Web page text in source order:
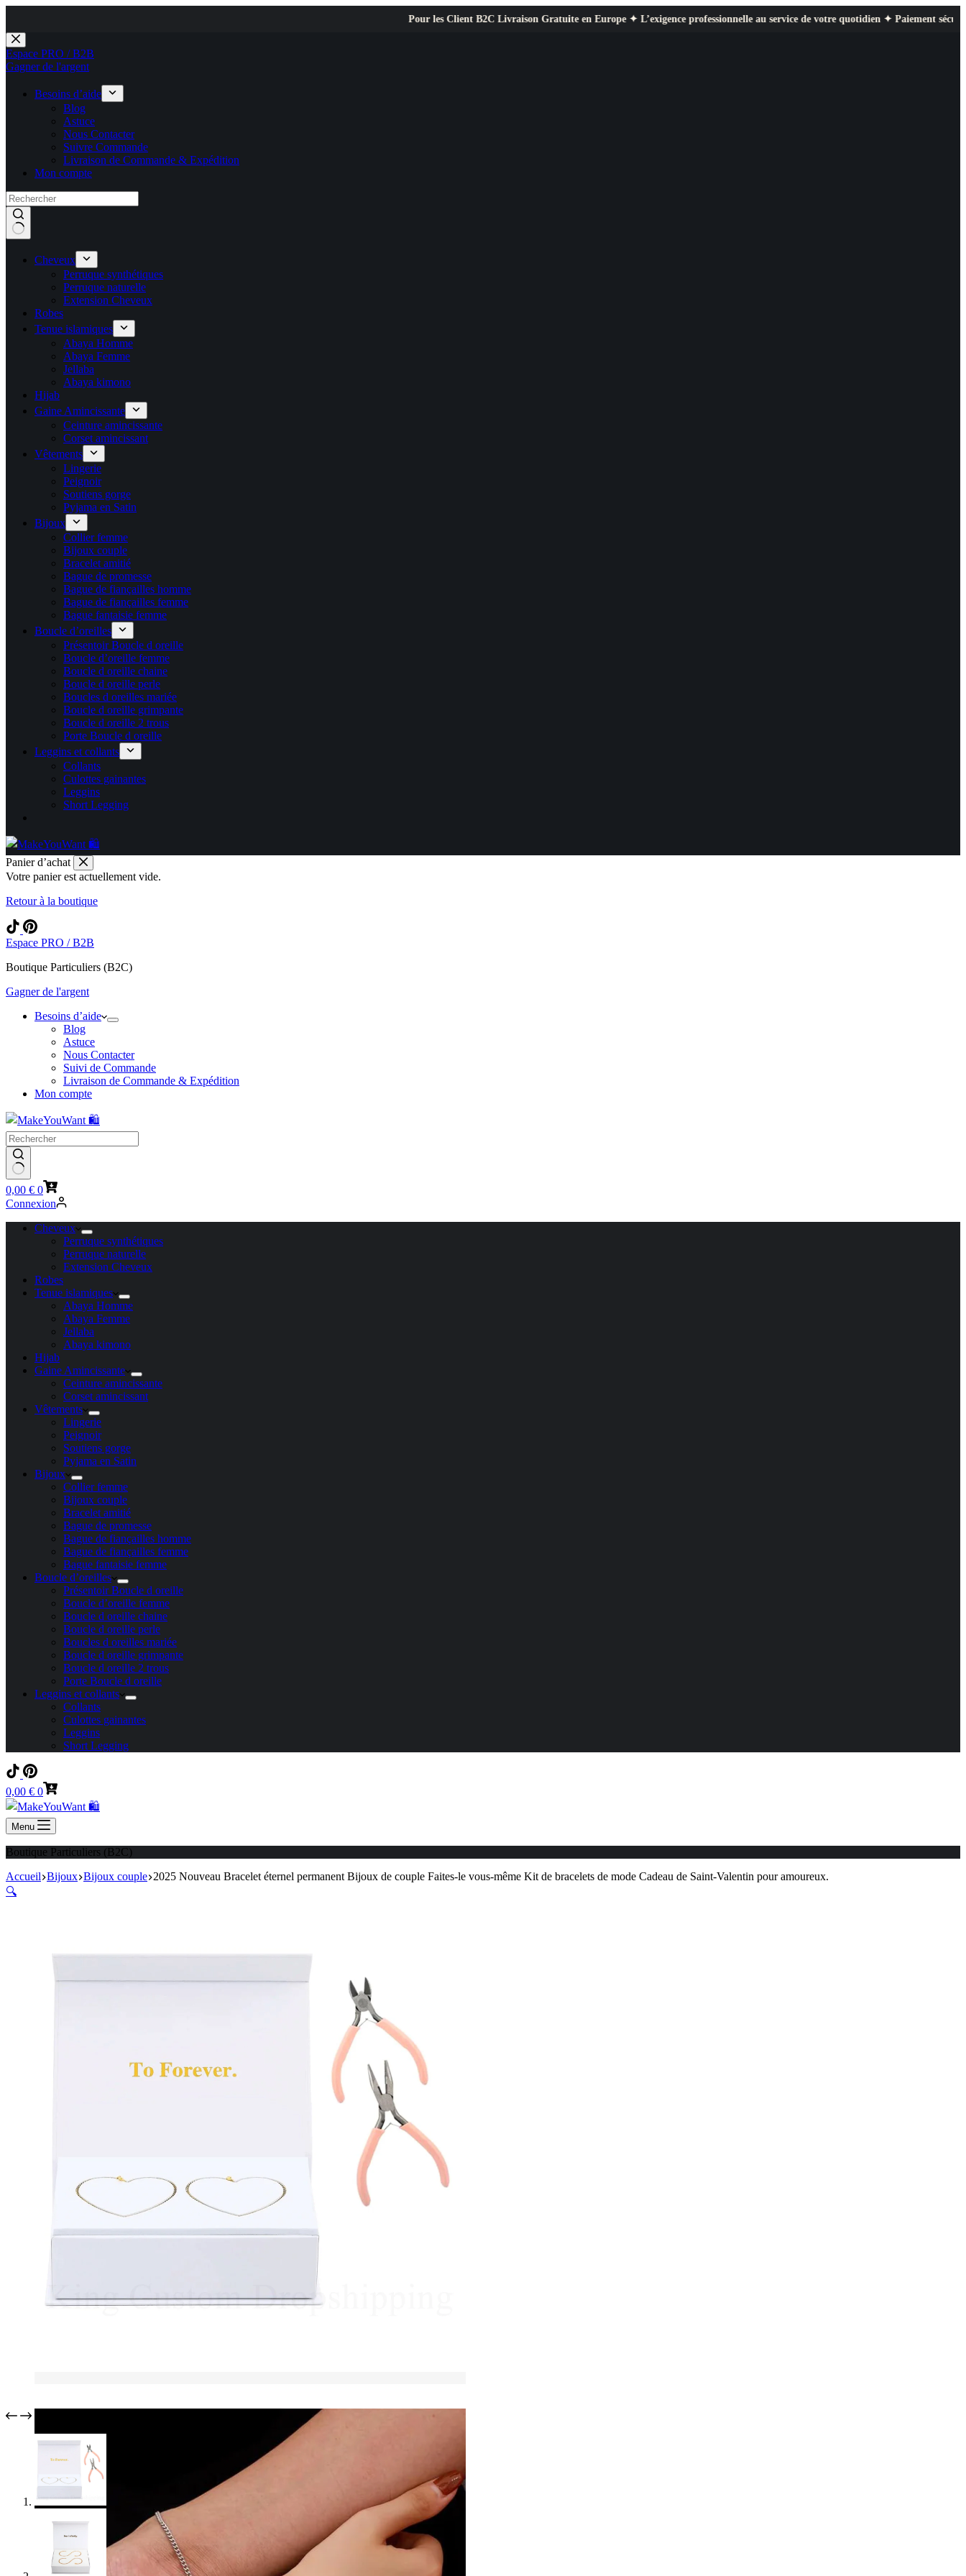
Pour les Client B2C Livraison Gratuite en Europe ✦ L’exigence professionnelle au service de votre quotidien ✦ Paiement sécurisé ✦ Retours
Passer
au
contenu
Espace PRO / B2B
Gagner de l'argent
Besoins d’aide
Blog
Astuce
Nous Contacter
Suivre Commande
Livraison de Commande & Expédition
Mon compte
Cheveux
Perruque synthétiques
Perruque naturelle
Extension Cheveux
Robes
Tenue islamiques
Abaya Homme
Abaya Femme
Jellaba
Abaya kimono
Hijab
Gaine Amincissante
Ceinture amincissante
Corset amincissant
Vêtements
Lingerie
Peignoir
Soutiens gorge
Pyjama en Satin
Bijoux
Collier femme
Bijoux couple
Bracelet amitié
Bague de promesse
Bague de fiançailles homme
Bague de fiançailles femme
Bague fantaisie femme
Boucle d’oreilles
Présentoir Boucle d oreille
Boucle d’oreille femme
Boucle d oreille chaine
Boucle d oreille perle
Boucles d oreilles mariée
Boucle d oreille grimpante
Boucle d oreille 2 trous
Porte Boucle d oreille
Leggins et collants
Collants
Culottes gainantes
Leggins
Short Legging
Panier d’achat
Votre panier est actuellement vide.
Retour à la boutique
Espace PRO / B2B
Boutique Particuliers (B2C)
Gagner de l'argent
Besoins d’aide
Blog
Astuce
Nous Contacter
Suivi de Commande
Livraison de Commande & Expédition
Mon compte
Panier
d’achat
0,00 € 0
Connexion
Cheveux
Perruque synthétiques
Perruque naturelle
Extension Cheveux
Robes
Tenue islamiques
Abaya Homme
Abaya Femme
Jellaba
Abaya kimono
Hijab
Gaine Amincissante
Ceinture amincissante
Corset amincissant
Vêtements
Lingerie
Peignoir
Soutiens gorge
Pyjama en Satin
Bijoux
Collier femme
Bijoux couple
Bracelet amitié
Bague de promesse
Bague de fiançailles homme
Bague de fiançailles femme
Bague fantaisie femme
Boucle d’oreilles
Présentoir Boucle d oreille
Boucle d’oreille femme
Boucle d oreille chaine
Boucle d oreille perle
Boucles d oreilles mariée
Boucle d oreille grimpante
Boucle d oreille 2 trous
Porte Boucle d oreille
Leggins et collants
Collants
Culottes gainantes
Leggins
Short Legging
Panier
d’achat
0,00 € 0
Menu
Boutique Particuliers (B2C)
Accueil Bijoux Bijoux couple 2025 Nouveau Bracelet éternel permanent Bijoux de couple Faites-le vous-même Kit de bracelets de mode Cadeau de Saint-Valentin pour amoureux.
🔍